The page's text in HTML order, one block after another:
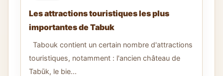
Les attractions touristiques les plus
importantes de Tabuk
Tabouk contient un certain nombre d'attractions
touristiques, notamment : l'ancien château de
Tabūk, le bie...